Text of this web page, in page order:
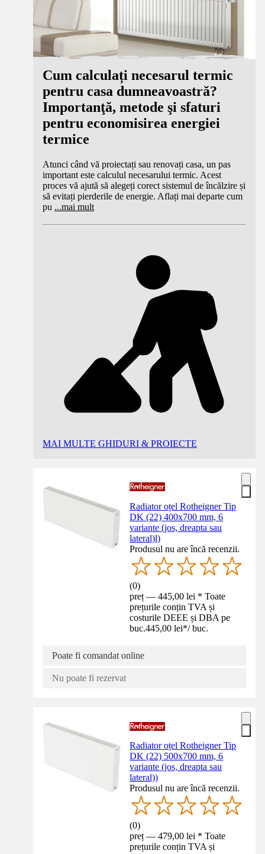
Cum calculați necesarul termic
pentru casa dumneavoastră?
Importanţă, metode şi sfaturi
pentru economisirea energiei
termice
Atunci când vă proiectați sau renovați casa, un pas
important este calculul necesarului termic. Acest
proces vă ajută să alegeți corect sistemul de încălzire și
să evitați pierderile de energie. Aflați mai departe cum
pu ...mai mult
MAI MULTE GHIDURI & PROIECTE
Radiator oțel Rotheigner Tip
DK (22) 400x700 mm, 6
variante (jos, dreapta sau
lateral)l)
Produsul nu are încă recenzii.
(0)
preț — 445,00 lei * Toate
prețurile conțin TVA și
costurile DEEE și DBA pe
buc.445,00 lei*/ buc.
Poate fi comandat online
Nu poate fi rezervat
Radiator oțel Rotheigner Tip
DK (22) 500x700 mm, 6
variante (jos, dreapta sau
lateral))
Produsul nu are încă recenzii.
(0)
preț — 479,00 lei * Toate
prețurile conțin TVA și